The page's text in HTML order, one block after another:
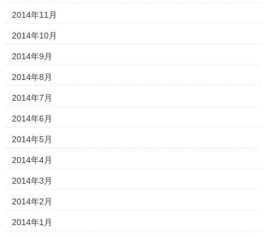
2014年11月
2014年10月
2014年9月
2014年8月
2014年7月
2014年6月
2014年5月
2014年4月
2014年3月
2014年2月
2014年1月